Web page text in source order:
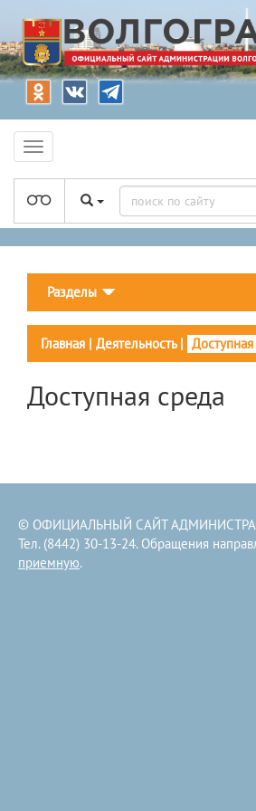
Разделы
Главная | Деятельность|
Доступная среда
© ОФИЦИАЛЬНЫЙ САЙТ
Тел. (8442) 30-13-24. Обращения
приемную.